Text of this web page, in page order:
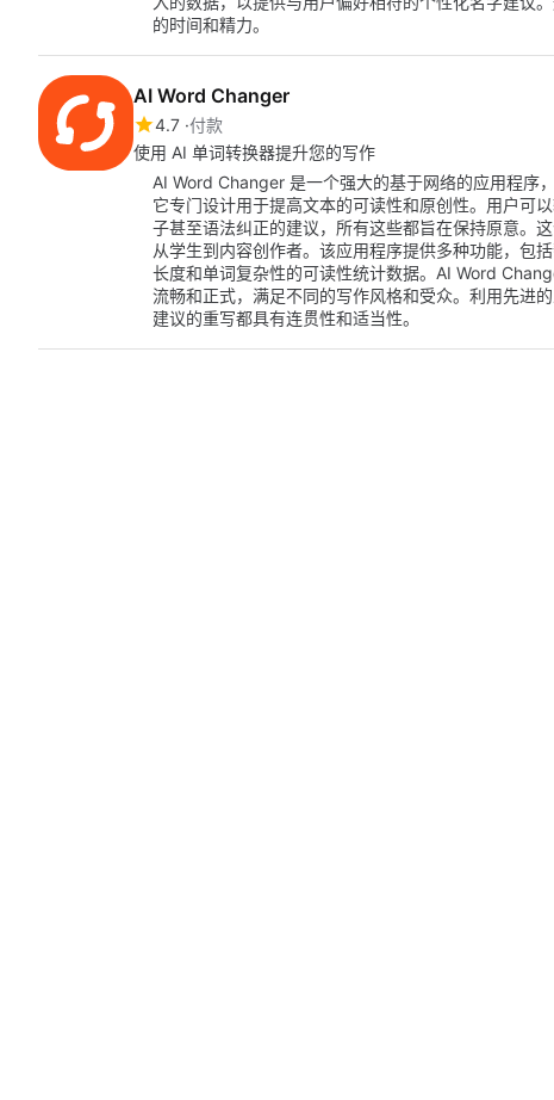
的时间和精力。
AI Word Changer
4.7 付款
使用 AI 单词转换器提升您的写作
AI Word Changer 是一个强大的基于网络的应用程序
它专门设计用于提高文本的可读性和原创性。用户可
子甚至语法纠正的建议，所有这些都旨在保持原意。
从学生到内容创作者。该应用程序提供多种功能，包
长度和单词复杂性的可读性统计数据。AI Word
流畅和正式，满足不同的写作风格和受众。利用先进
建议的重写都具有连贯性和适当性。